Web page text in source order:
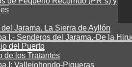
Jarama. La Sierra de Ayllón
I.- Senderos del Jarama.-De la
del Puerto
de los Tratantes
I: Vallejohondo-Piqueras